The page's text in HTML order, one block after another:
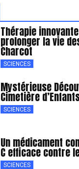
Thérapie
prolonger la vie
Charcot
SCIENCES
Mystérieuse
Cimetière
SCIENCES
Un médicament
C efficace contre
SCIENCES